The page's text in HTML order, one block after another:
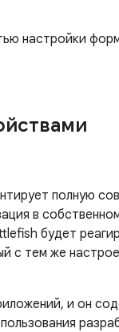
настройки
полную
в
будет
с тем же
и он